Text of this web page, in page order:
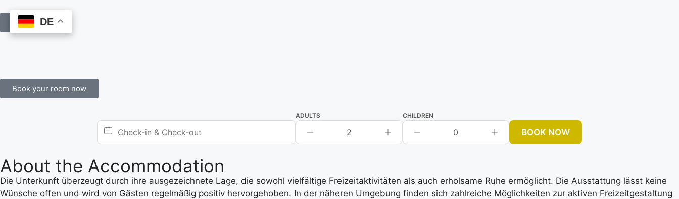
Book Online
Book your room now
ADULTS
2
CHILDREN
0 BOOK NOW
About the Accommodation
Die Unterkunft überzeugt durch ihre ausgezeichnete Lage, die sowohl vielfältige Freizeitaktivitäten als auch erholsame Ruhe ermöglicht. Die Ausstattung lässt keine
Wünsche offen und wird von Gästen regelmäßig positiv hervorgehoben. In der näheren Umgebung finden sich zahlreiche Möglichkeiten zur aktiven Freizeitgestaltung
DE
DE